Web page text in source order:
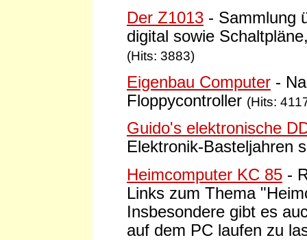
Der Z1013 - Sammlung
digital sowie
(Hits: 3883)
Eigenbau Computer -
Floppycontroller (Hits:
Guido's elektronische
Elektronik-Basteljahren
Heimcomputer KC 85 -
Links zum Thema
Insbesondere gibt es
auf dem PC laufen zu